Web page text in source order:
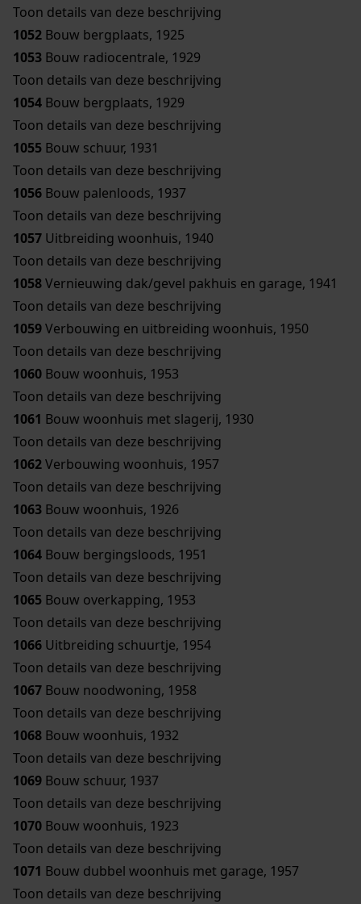
Toon details van deze beschrijving
1052 Bouw bergplaats, 1925
1053 Bouw radiocentrale, 1929
Toon details van deze beschrijving
1054 Bouw bergplaats, 1929
Toon details van deze beschrijving
1055 Bouw schuur, 1931
Toon details van deze beschrijving
1056 Bouw palenloods, 1937
Toon details van deze beschrijving
1057 Uitbreiding woonhuis, 1940
Toon details van deze beschrijving
1058Vernieuwing dak/gevel pakhuis en garage, 1941
Toon details van deze beschrijving
1059Verbouwing en uitbreiding woonhuis, 1950
Toon details van deze beschrijving
1060 Bouw woonhuis, 1953
Toon details van deze beschrijving
1061 Bouw woonhuis met slagerij, 1930
Toon details van deze beschrijving
1062Verbouwing woonhuis, 1957
Toon details van deze beschrijving
1063 Bouw woonhuis, 1926
Toon details van deze beschrijving
1064 Bouw bergingsloods, 1951
Toon details van deze beschrijving
1065 Bouw overkapping, 1953
Toon details van deze beschrijving
1066 Uitbreiding schuurtje, 1954
Toon details van deze beschrijving
1067 Bouw noodwoning, 1958
Toon details van deze beschrijving
1068 Bouw woonhuis, 1932
Toon details van deze beschrijving
1069 Bouw schuur, 1937
Toon details van deze beschrijving
1070 Bouw woonhuis, 1923
Toon details van deze beschrijving
1071 Bouw dubbel woonhuis met garage, 1957
Toon details van deze beschrijving